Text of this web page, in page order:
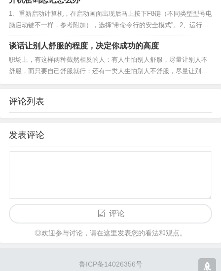
座，你瞎了？” 女孩仔细看了他的票，不再做声，
默...
1、重新启动计算机，在启动画面出现后马上按下F8键（不同类型型号电
脑启动键不一样，参考附加），选择“带命令行的安全模式”。2、运行过
程结束时，系统列出了系统超级用户“administrator”和本地...
谈话让别人舒服的程度，决定你成功的高度
职场上，有这样两种截然相反的人：有人生怕别人舒服，尽量让别人不
舒服，而只要自己舒服就行；还有一类人生怕别人不舒服，尽量让别人
评论列表
发表评论
评论
◎欢迎参与讨论，请在这里发表您的看法和观点。
鲁ICP备14026356号